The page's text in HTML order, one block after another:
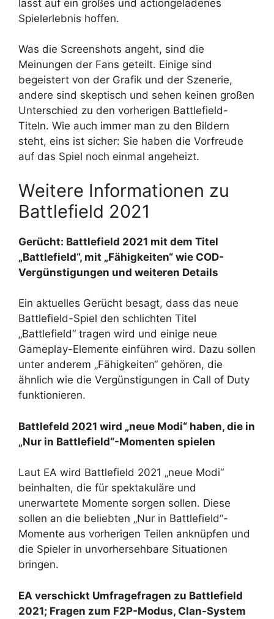
lässt auf ein großes und actiongeladenes
Spielerlebnis hoffen.
Was die Screenshots angeht, sind die
Meinungen der Fans geteilt. Einige sind
begeistert von der Grafik und der Szenerie,
andere sind skeptisch und sehen keinen großen
Unterschied zu den vorherigen Battlefield-
Titeln. Wie auch immer man zu den Bildern
steht, eins ist sicher: Sie haben die Vorfreude
auf das Spiel noch einmal angeheizt.
Weitere Informationen zu
Battlefield 2021
Gerücht: Battlefield 2021 mit dem Titel
„Battlefield“, mit „Fähigkeiten“ wie COD-
Vergünstigungen und weiteren Details
Ein aktuelles Gerücht besagt, dass das neue
Battlefield-Spiel den schlichten Titel
„Battlefield“ tragen wird und einige neue
Gameplay-Elemente einführen wird. Dazu sollen
unter anderem „Fähigkeiten“ gehören, die
ähnlich wie die Vergünstigungen in Call of Duty
funktionieren.
Battlefeld 2021 wird „neue Modi“ haben, die in
„Nur in Battlefield“-Momenten spielen
Laut EA wird Battlefield 2021 „neue Modi“
beinhalten, die für spektakuläre und
unerwartete Momente sorgen sollen. Diese
sollen an die beliebten „Nur in Battlefield“-
Momente aus vorherigen Teilen anknüpfen und
die Spieler in unvorhersehbare Situationen
bringen.
EA verschickt Umfragefragen zu Battlefield
2021; Fragen zum F2P-Modus, Clan-System